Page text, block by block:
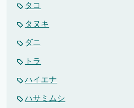
タコ
タヌキ
ダニ
トラ
ハイエナ
ハサミムシ